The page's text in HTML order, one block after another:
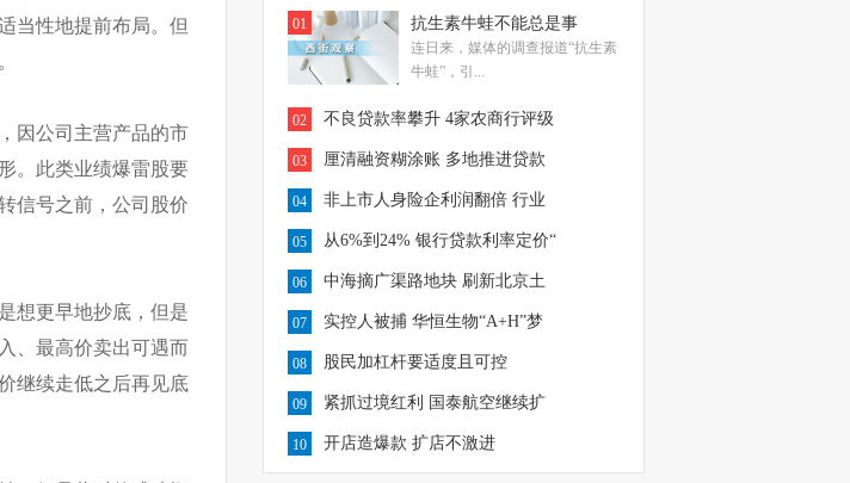
当性地提前布局。但
因公司主营产品的市
。此类业绩爆雷股要
信号之前，公司股价
想更早地抄底，但是
、最高价卖出可遇而
继续走低之后再见底
01 抗生素牛蛙不能总是事
连日来，媒体的调查报道“抗生素
牛蛙”，引...
02 不良贷款率攀升 4家农商行评级
03 厘清融资糊涂账 多地推进贷款
04 非上市人身险企利润翻倍 行业
05 从6%到24% 银行贷款利率定价“
06 中海摘广渠路地块 刷新北京土
07 实控人被捕 华恒生物“A+H”梦
08 股民加杠杆要适度且可控
09 紧抓过境红利 国泰航空继续扩
10 开店造爆款 扩店不激进